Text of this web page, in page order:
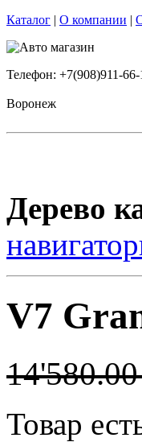
Каталог | О компании |
Телефон: +7(908)911-66-
Воронеж
Дерево
V7
Товар